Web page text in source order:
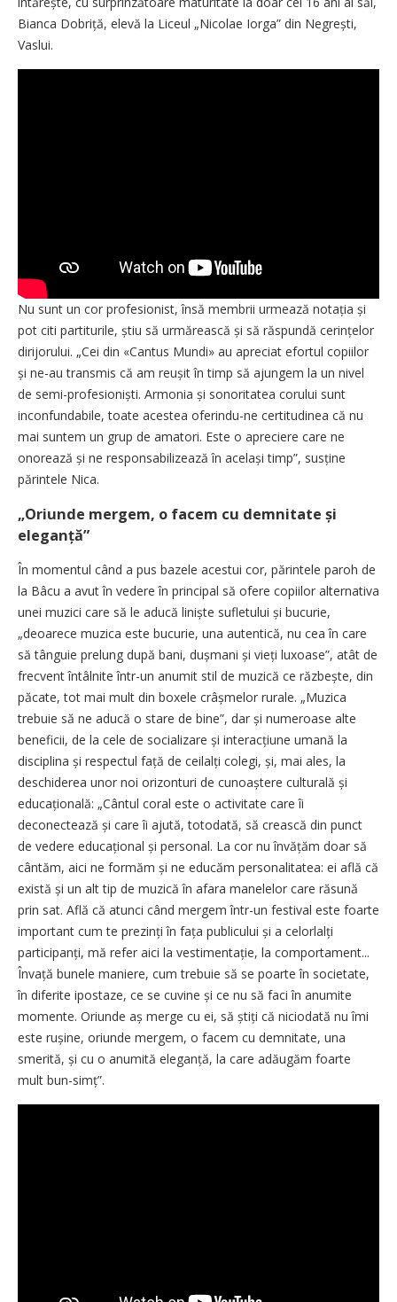
Bianca Dobriță, elevă la Liceul „Nicolae Iorga” din Negrești,
Vaslui.
Nu sunt un cor profesionist, însă membrii urmează notația și
pot citi partiturile, știu să urmărească și să răspundă cerințelor
dirijorului. „Cei din «Cantus Mundi» au apreciat efortul copiilor
și ne-au transmis că am reușit în timp să ajungem la un nivel
de semi-profesioniști. Armonia și sonoritatea corului sunt
inconfundabile, toate acestea oferindu-ne certitudinea că nu
mai suntem un grup de amatori. Este o apreciere care ne
onorează și ne responsabilizează în același timp”, susține
părintele Nica.
„Oriunde mergem, o facem cu demnitate și
eleganță”
În momentul când a pus bazele acestui cor, părintele paroh de
la Bâcu a avut în vedere în principal să ofere copiilor alternativa
unei muzici care să le aducă liniște sufletului și bucurie,
„deoarece muzica este bucurie, una autentică, nu cea în care
să tânguie prelung după bani, duș­mani și vieți luxoase”, atât de
frecvent întâlnite într-un anumit stil de muzică ce răzbește, din
păcate, tot mai mult din boxele crâșmelor rurale. „Muzica
trebuie să ne aducă o stare de bine”, dar și numeroase alte
beneficii, de la cele de socializare și interacțiune umană la
disciplina și respectul față de ceilalți colegi, și, mai ales, la
deschiderea unor noi orizonturi de cunoaștere culturală și
educațională: „Cântul coral este o activitate care îi
deconectează și care îi ajută, totodată, să crească din punct
de vedere edu­ca­țio­nal și personal. La cor nu învățăm doar să
cântăm, aici ne formăm și ne educăm personalitatea: ei află că
există și un alt tip de muzică în afara manelelor care răsună
prin sat. Află că atunci când mergem într-un festival este foarte
important cum te prezinți în fața publicului și a celorlalți
participanți, mă refer aici la vestimentație, la comportament...
Învață bunele ma­niere, cum trebuie să se poarte în societate,
în diferite ipostaze, ce se cuvine și ce nu să faci în anumite
momente. Oriunde aș merge cu ei, să știți că niciodată nu îmi
este rușine, oriunde mergem, o facem cu demnitate, una
smerită, și cu o anumită eleganță, la care adăugăm foarte
mult bun-simț”.